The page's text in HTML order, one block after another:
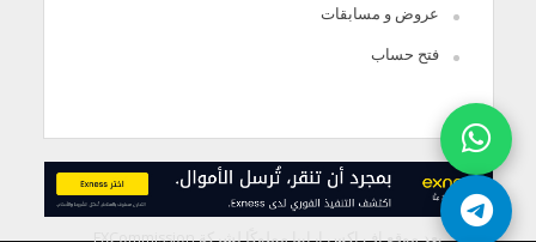
عروض و مسابقات
فتح حساب